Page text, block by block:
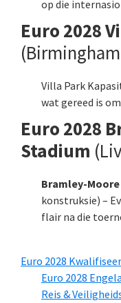
op die
Euro 2028
Villa Park
wat gereed is
Euro 2028
Stadium
Bramley-
konstruksie) –
flair na die
Euro 2028
Euro 2028
Reis &